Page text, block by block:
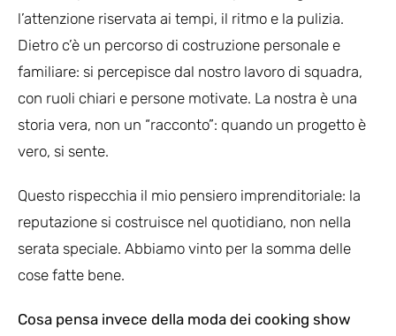
l’attenzione riservata ai tempi, il ritmo e la pulizia.
Dietro c’è un percorso di costruzione personale e
familiare: si percepisce dal nostro lavoro di squadra,
con ruoli chiari e persone motivate. La nostra è una
storia vera, non un “racconto”: quando un progetto è
vero, si sente.
Questo rispecchia il mio pensiero imprenditoriale: la
reputazione si costruisce nel quotidiano, non nella
serata speciale. Abbiamo vinto per la somma delle
cose fatte bene.
Cosa pensa invece della moda dei cooking show